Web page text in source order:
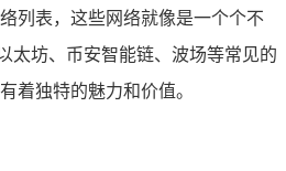
列表，这些网络就像是一个个不
太坊、币安智能链、波场等常见的
着独特的魅力和价值。